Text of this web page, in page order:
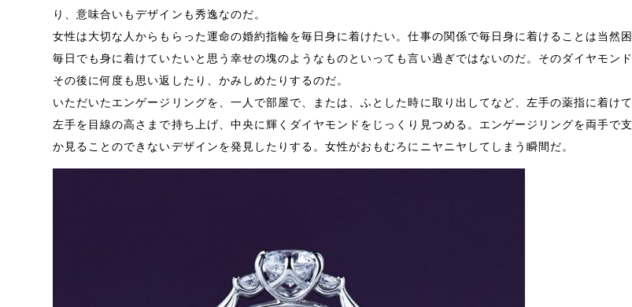
り、意味合いもデザインも秀逸なのだ。
女性は大切な人からもらった運命の婚約指輪を毎日身に着けたい。仕事の関係で毎日身に着けることは当然
毎日でも身に着けていたいと思う幸せの塊のようなものといっても言い過ぎではないのだ。そのダイヤモン
その後に何度も思い返したり、かみしめたりするのだ。
いただいたエンゲージリングを、一人で部屋で、または、ふとした時に取り出してなど、左手の薬指に着け
左手を目線の高さまで持ち上げ、中央に輝くダイヤモンドをじっくり見つめる。エンゲージリングを両手で
か見ることのできないデザインを発見したりする。女性がおもむろにニヤニヤしてしまう瞬間だ。